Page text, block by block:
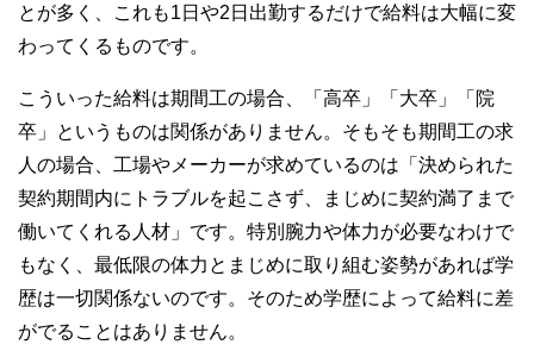
とが多く、これも1日や2日出勤するだけで給料は大幅に変
わってくるものです。
こういった給料は期間工の場合、「高卒」「大卒」「院
卒」というものは関係がありません。そもそも期間工の求
人の場合、工場やメーカーが求めているのは「決められた
契約期間内にトラブルを起こさず、まじめに契約満了まで
働いてくれる人材」です。特別腕力や体力が必要なわけで
もなく、最低限の体力とまじめに取り組む姿勢があれば学
歴は一切関係ないのです。そのため学歴によって給料に差
がでることはありません。